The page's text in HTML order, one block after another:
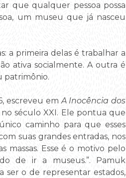
que qualquer pessoa possa
um museu que já nasceu
a primeira delas é trabalhar a
ativa socialmente. A outra é
patrimônio.
escreveu emA Inocência dos
século XXI. Ele pontua que
caminho para que esses
suas grandes entradas, nos
massas. Esse é o motivo pelo
de ir a museus.”. Pamuk
ser o de representar estados,